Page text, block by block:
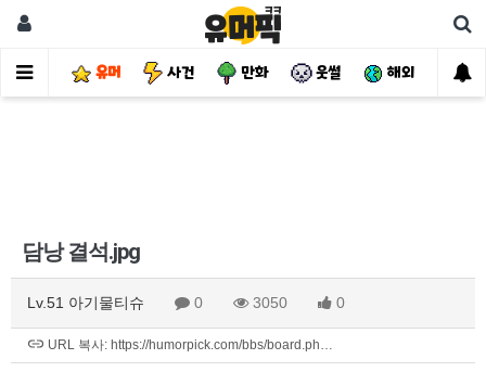
유머 사건 만화 웃썰 해외 핫
담낭 결석.jpg
Lv.51 아기물티슈 0 3050 0
URL 복사: https://humorpick.com/bbs/board.ph…